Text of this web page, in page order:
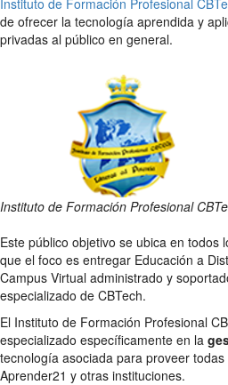
Instituto de Formación Profesional
de ofrecer la tecnología aprendida y
privadas al público en general.
Instituto de Formación Profesional
Este público objetivo se ubica en todos
que el foco es entregar Educación a
Campus Virtual administrado y
especializado de CBTech.
El Instituto de Formación Profesional
especializado específicamente en la
tecnología asociada para proveer
Aprender21 y otras instituciones.